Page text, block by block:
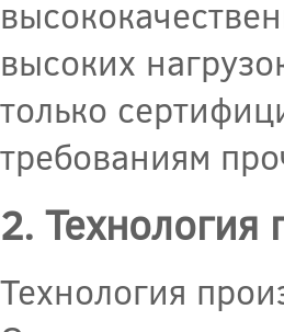
высоких
только
требованиям
2. Технология
Технология